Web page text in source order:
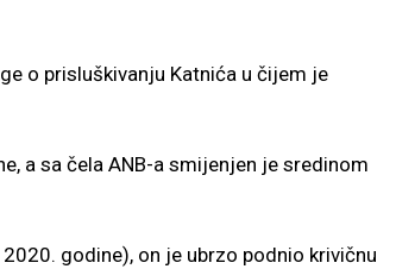
o prisluškivanju Katnića u čijem je
a sa čela ANB-a smijenjen je sredinom
godine), on je ubrzo podnio krivičnu